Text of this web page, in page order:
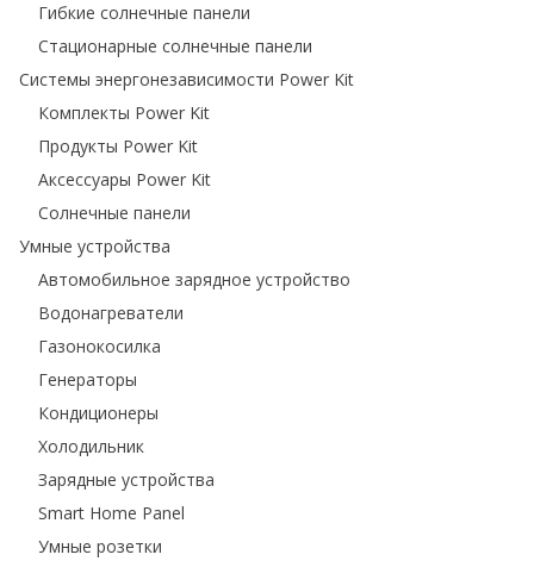
Гибкие солнечные панели
Стационарные солнечные панели
Системы энергонезависимости Power Kit
Комплекты Power Kit
Продукты Power Kit
Аксессуары Power Kit
Солнечные панели
Умные устройства
Автомобильное зарядное устройство
Водонагреватели
Газонокосилка
Генераторы
Кондиционеры
Холодильник
Зарядные устройства
Smart Home Panel
Умные розетки